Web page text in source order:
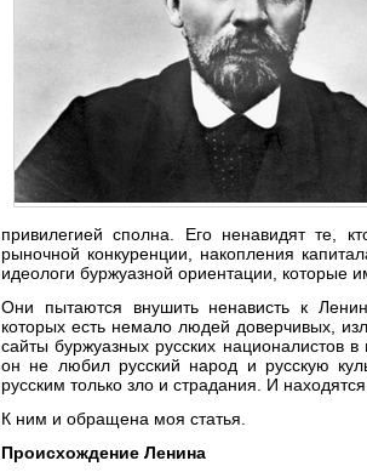
привилегией сполна. Его ненавидят те,
рыночной конкуренции, накопления
идеологи буржуазной ориентации, которые
Они пытаются внушить ненависть к
которых есть немало людей доверчивых,
сайты буржуазных русских националистов
он не любил русский народ и русскую
русским только зло и страдания. И
К ним и обращена моя статья.
Происхождение Ленина